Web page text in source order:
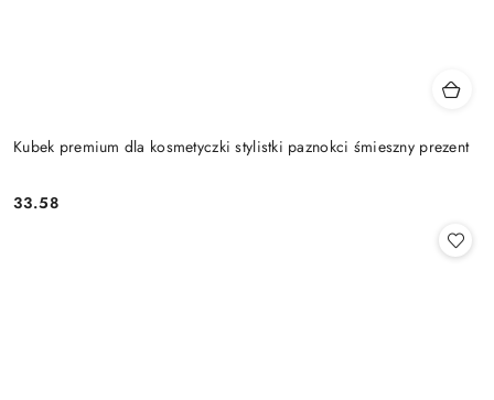
Kubek premium dla kosmetyczki stylistki paznokci śmieszny prezent
Cena:
33.58